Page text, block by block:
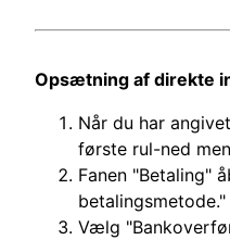
Opsætning af direkte
Når du har
første rul-ned
Fanen "Betaling"
betalingsmetode."
Vælg